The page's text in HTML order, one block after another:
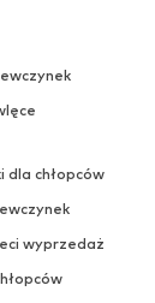
dla chłopców
wyprzedaż